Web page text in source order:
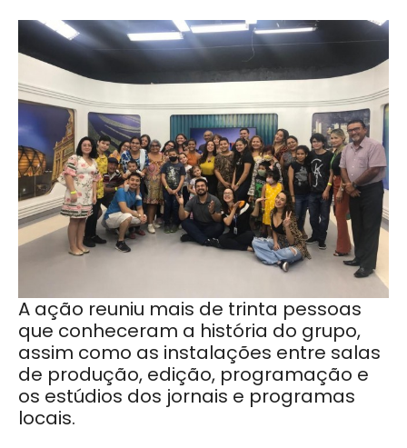
A ação reuniu mais de trinta pessoas
que conheceram a história do grupo,
assim como as instalações entre salas
de produção, edição, programação e
os estúdios dos jornais e programas
locais.